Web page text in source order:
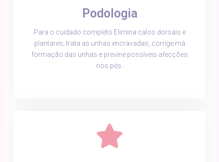
Podologia
Para o cuidado completo Elimina calos dorsais e
plantares, trata as unhas encravadas, corrige má
formação das unhas e previne possíveis afecções
nos pés.